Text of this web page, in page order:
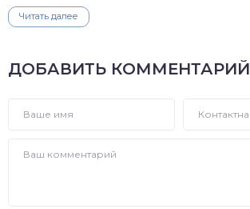
Читать далее
ДОБАВИТЬ КОММЕНТАРИЙ